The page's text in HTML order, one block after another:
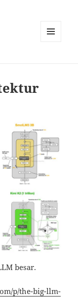
besar.
p/the-big-llm-